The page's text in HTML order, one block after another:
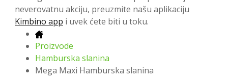
neverovatnu akciju, preuzmite našu aplikaciju
Kimbino app i uvek ćete biti u toku.
Proizvode
Hamburska slanina
Mega Maxi Hamburska slanina